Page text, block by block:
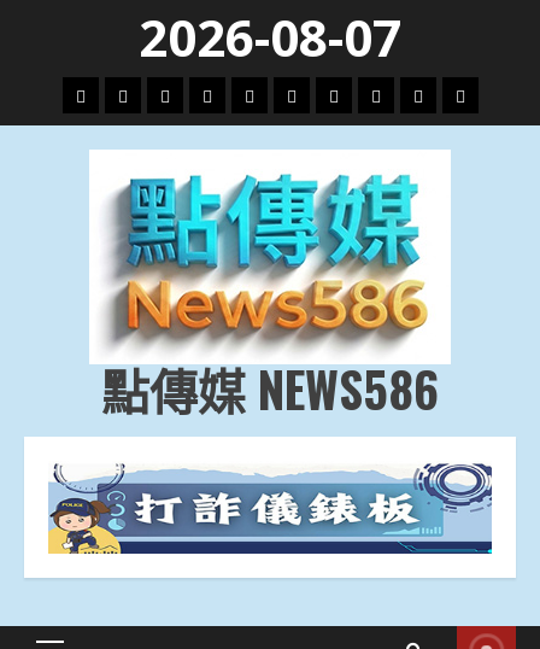
content
2026-08-07
頭
條
財
經
地
方.
會
文
教.
技
專
題
娛
樂
劇
政
治
國
際
運
動
生
活
點傳媒 NEWS586